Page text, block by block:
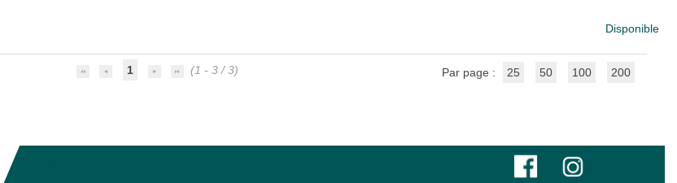
Disponible
1 (1 - 3 / 3) Par page : 25 50 100 200